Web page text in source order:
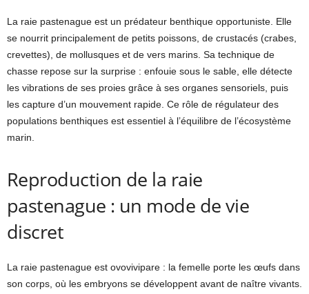
La raie pastenague est un prédateur benthique opportuniste. Elle
se nourrit principalement de petits poissons, de crustacés (crabes,
crevettes), de mollusques et de vers marins. Sa technique de
chasse repose sur la surprise : enfouie sous le sable, elle détecte
les vibrations de ses proies grâce à ses organes sensoriels, puis
les capture d’un mouvement rapide. Ce rôle de régulateur des
populations benthiques est essentiel à l’équilibre de l’écosystème
marin.
Reproduction de la raie
pastenague : un mode de vie
discret
La raie pastenague est ovovivipare : la femelle porte les œufs dans
son corps, où les embryons se développent avant de naître vivants.